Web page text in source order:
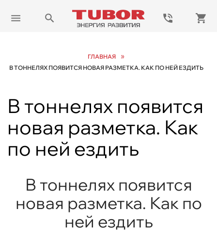
ГЛАВНАЯ »
В ТОННЕЛЯХ ПОЯВИТСЯ НОВАЯ РАЗМЕТКА. КАК ПО НЕЙ ЕЗДИТЬ
В тоннелях появится
новая разметка. Как
по ней ездить
В тоннелях появится
новая разметка. Как по
ней ездить